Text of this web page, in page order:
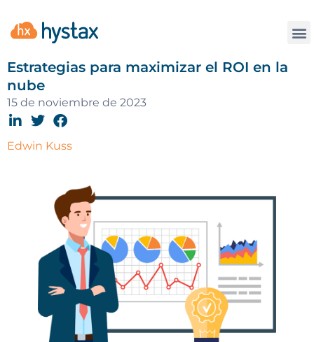
Estrategias para maximizar el ROI en la
nube
15 de noviembre de 2023
Edwin Kuss